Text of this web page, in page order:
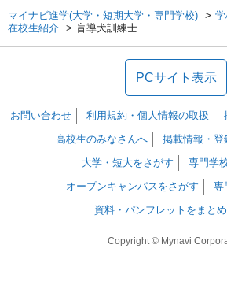
マイナビ進学(大学・短期大学・専門学校)
在校生紹介
盲導犬訓練士
PCサイト表示
お問い合わせ 利用規約・個人情報の取扱
高校生のみなさんへ
掲載情報・登
大学・短大をさがす
専門学
オープンキャンパスをさがす
専
資料・パンフレットをまと
Copyright © Mynavi